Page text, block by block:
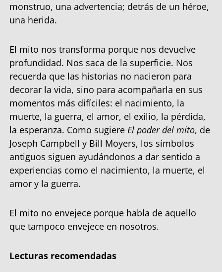
monstruo, una advertencia; detrás de un héroe,
una herida.
El mito nos transforma porque nos devuelve
profundidad. Nos saca de la superficie. Nos
recuerda que las historias no nacieron para
decorar la vida, sino para acompañarla en sus
momentos más difíciles: el nacimiento, la
muerte, la guerra, el amor, el exilio, la pérdida,
la esperanza. Como sugiere El poder del mito, de
Joseph Campbell y Bill Moyers, los símbolos
antiguos siguen ayudándonos a dar sentido a
experiencias como el nacimiento, la muerte, el
amor y la guerra.
El mito no envejece porque habla de aquello
que tampoco envejece en nosotros.
Lecturas recomendadas